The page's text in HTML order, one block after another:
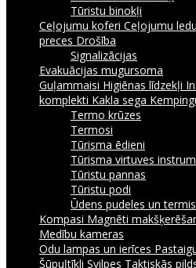
Tūristu binokļi
Ceļojumu koferi Ceļojumu
preces Drošība
Signalizācijas
Evakuācijas mugursoma
Guļammaisi Higiēnas līdzekļi
komplekti Kakla sega
Termo krūzes
Termosi
Tūrisma ēdieni
Tūrisma virtuves
Tūristu pannas
Tūristu podi
Ūdens pudeles un
Kompasi Magnēti
Medību kameras
Odu lampas un ierīces
Šūpuļtīkli Svilpes Taktiskās